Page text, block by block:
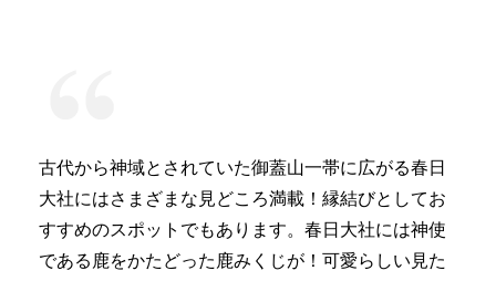
古代から神域とされていた御蓋山一帯に広がる春日
大社にはさまざまな見どころ満載！縁結びとしてお
すすめのスポットでもあります。春日大社には神使
である鹿をかたどった鹿みくじが！可愛らしい見た